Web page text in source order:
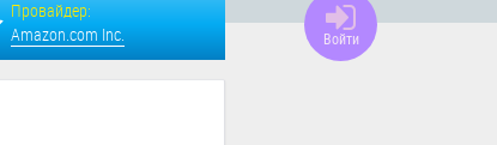
Войти
Провайдер:
Amazon.com Inc.